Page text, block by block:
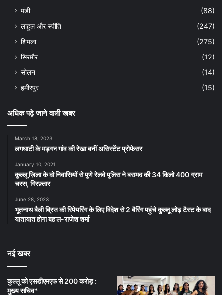
मंडी
(88)
लाहुल और स्पीति
(247)
शिमला
(275)
सिरमौर
(12)
सोलन
(14)
हमीरपुर
(15)
अधिक पढ़े जाने वाली खबर
March 18, 2023
लगघाटी के मड़गन गांव की रेखा बनीं असिस्टेंट प्रोफेसर
January 10, 2021
कुल्लू ज़िला के दो निवासियों से पुणे रेलवे पुलिस ने बरामद की 34 किलो 400 ग्राम
चरस, गिरफ़्तार
June 28, 2023
भूतनाथ बैली ब्रिज की रिपेयरिंग के लिए विदेश से 2 बैरिंग पहुंचे कुल्लू लोढ़ टैस्ट के बाद
यातायात होगा बहाल-राजेश शर्मा
नई खबर
कुल्लू को एसडीएमएफ से 200 करोड़ :
मुख्य सचिव*